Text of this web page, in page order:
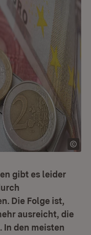
gibt es leider
Die Folge ist,
ausreicht, die
In den meisten